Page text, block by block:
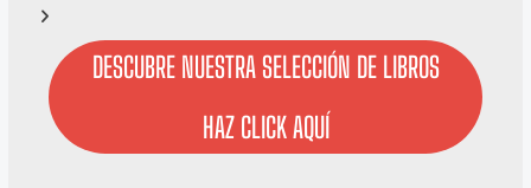
DESCUBRE NUESTRA SELECCIÓN DE LIBROS
HAZ CLICK AQUÍ